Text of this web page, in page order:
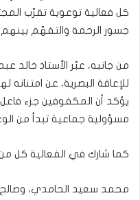
كل فعالية توعوية تقرّب
جسور الرحمة والتفهّم
من جانبه، عبّر الأستاذ خالد
للإعاقة البصرية، عن امتنانه
يؤكد أن المكفوفين جزء
مسؤولية جماعية تبدأ من
كما شارك في الفعالية كل
محمد سعيد الحامدي، وصالح